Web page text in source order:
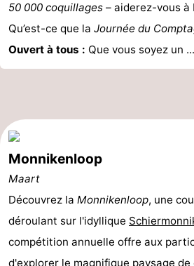
50 000 coquillages – aiderez-vous à
Qu’est-ce que la Journée du
Ouvert à tous : Que vous soyez un ...
Monnikenloop
Maart
Découvrez la Monnikenloop, une
déroulant sur l'idyllique
compétition annuelle offre aux
d'explorer le magnifique paysage